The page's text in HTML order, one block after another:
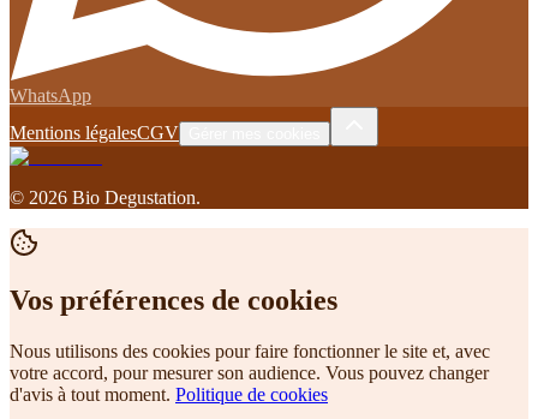
WhatsApp
Mentions légalesCGV
© 2026 Bio Degustation.
Vos préférences de cookies
Nous utilisons des cookies pour faire fonctionner le site et, avec
votre accord, pour mesurer son audience. Vous pouvez changer
d'avis à tout moment. Politique de cookies